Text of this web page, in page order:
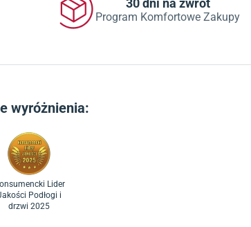
30 dni na zwrot
Program Komfortowe Zakupy
wyróżnienia:
Lider
Podłogi i
drzwi 2025